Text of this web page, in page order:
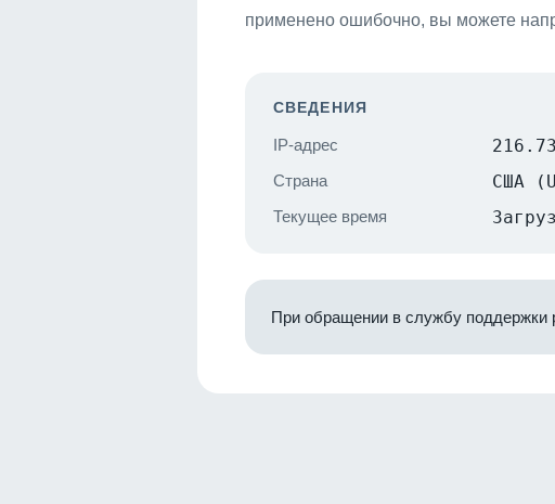
применено ошибочно, вы можете
СВЕДЕНИЯ
IP-адрес
Страна США
Текущее время
При обращении в службу поддержки